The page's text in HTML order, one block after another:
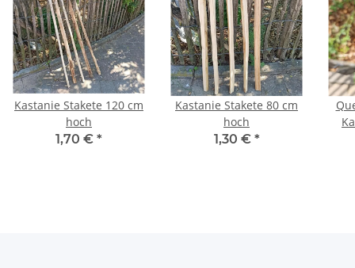
Kastanie Stakete 120 cm
hoch
1,70 € *
Kastanie Stakete 80 cm
hoch
1,30 € *